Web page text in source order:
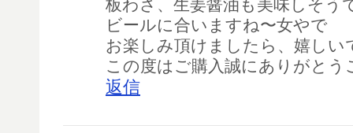
板わさ、生姜醤油も美味しそう
ビールに合いますね〜女やで
お楽しみ頂けましたら、嬉しい
この度はご購入誠にありがとう
返信